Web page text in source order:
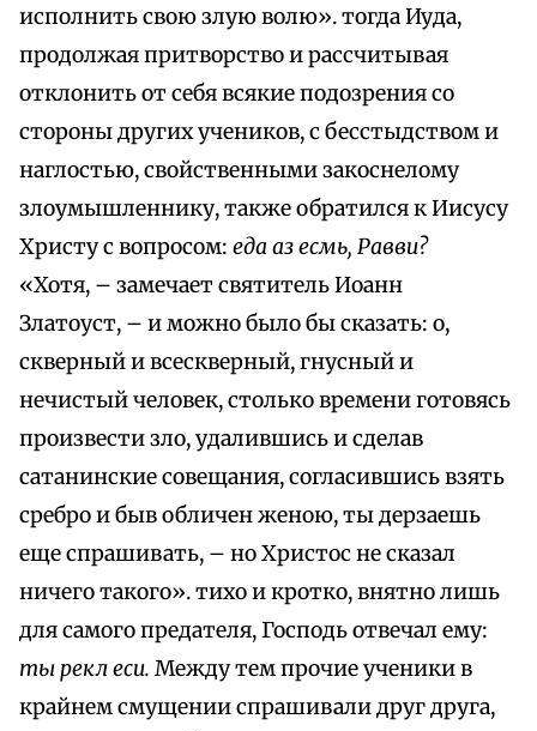
исполнить свою злую волю». тогда Иуда,
продолжая притворство и рассчитывая
отклонить от себя всякие подозрения со
стороны других учеников, с бесстыдством и
наглостью, свойственными закоснелому
злоумышленнику, также обратился к Иисусу
Христу с вопросом: еда аз есмь, Равви?
«Хотя, – замечает святитель Иоанн
Златоуст, – и можно было бы сказать: о,
скверный и всескверный, гнусный и
нечистый человек, столько времени готовясь
произвести зло, удалившись и сделав
сатанинские совещания, согласившись взять
сребро и быв обличен женою, ты дерзаешь
еще спрашивать, – но Христос не сказал
ничего такого». тихо и кротко, внятно лишь
для самого предателя, Господь отвечал ему:
ты рекл ecu. Между тем прочие ученики в
крайнем смущении спрашивали друг друга,